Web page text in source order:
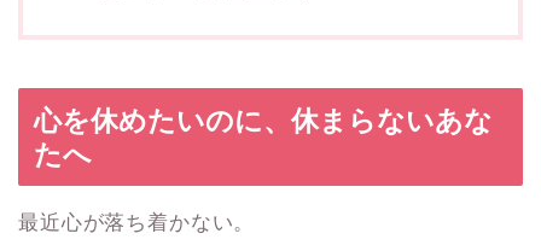
心を休めたいのに、休まらないあな
たへ
最近心が落ち着かない。